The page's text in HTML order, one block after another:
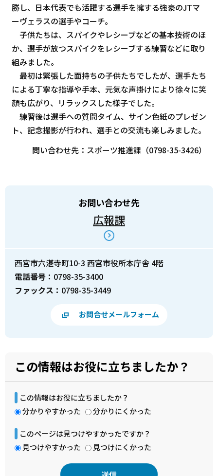
勝し、日本代表でも活躍する選手を擁する強豪のJTマ
ーヴェラスの選手やコーチ。
子供たちは、スパイクやレシーブなどの基本技術のほ
か、選手が放つスパイクをレシーブする練習などに取り
組みました。
最初は緊張した面持ちの子供たちでしたが、選手たち
による丁寧な指導や手本、元気な声掛けにより徐々に笑
顔も広がり、リラックスした様子でした。
練習後は選手への質問タイム、サイン色紙のプレゼン
ト、記念撮影が行われ、選手との交流も楽しみました。
問い合わせ先：スポーツ推進課（0798-35-3426）
お問い合わせ先
広報課
西宮市六湛寺町10-3 西宮市役所本庁舎 4階
電話番号： 0798-35-3400
ファックス： 0798-35-3449
お問合せメールフォーム
この情報はお役に立ちましたか？
この情報はお役に立ちましたか？
分かりやすかった
分かりにくかった
このページは見つけやすかったですか？
見つけやすかった
見つけにくかった